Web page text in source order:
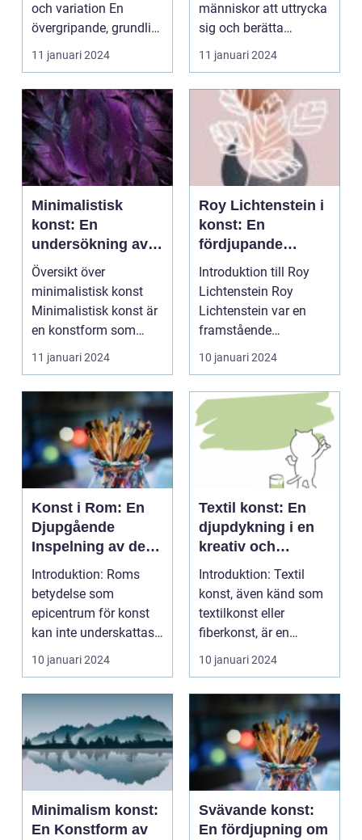
och variation En
övergripande, grundlig
översikt över "antik...
11 januari 2024
människor att uttrycka
sig och berätta
historier, och...
11 januari 2024
Minimalistisk
konst: En
undersökning av
enkla
uttrycksformer
och estetik
Översikt över
minimalistisk konst
Minimalistisk konst är
en konstform som
fokuserar på enkelhet
och...
11 januari 2024
Roy Lichtenstein i
konst: En
fördjupande
översikt
Introduktion till Roy
Lichtenstein Roy
Lichtenstein var en
framstående
amerikansk konstnär
och en le...
10 januari 2024
Konst i Rom: En
Djupgående
Inspelning av den
Konstnärliga
Huvudstaden
Introduktion: Roms
betydelse som
epicentrum för konst
kan inte underskattas.
Som en stad med ett
rik...
10 januari 2024
Textil konst: En
djupdykning i en
kreativ och
uttrycksfull
konstform
Introduktion: Textil
konst, även känd som
textilkonst eller
fiberkonst, är en
konstform som väver
s...
10 januari 2024
Minimalism konst:
En Konstform av
Svävande konst:
En fördjupning om